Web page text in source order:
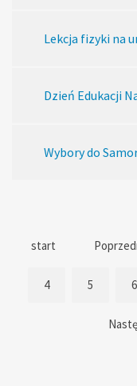
Lekcja fizyki na
Dzień Edukacji
Wybory do
start
4 5 6